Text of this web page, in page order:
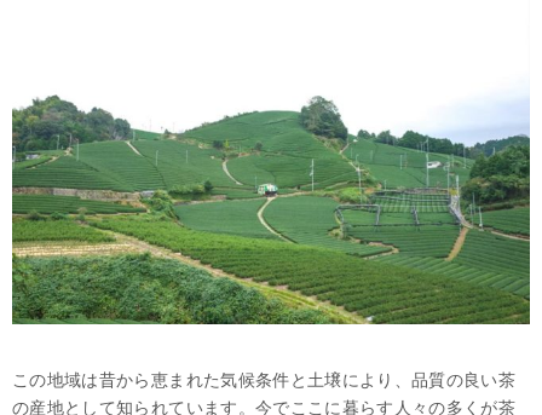
この地域は昔から恵まれた気候条件と土壌により、品質の良い茶
の産地として知られています。今でここに暮らす人々の多くが茶